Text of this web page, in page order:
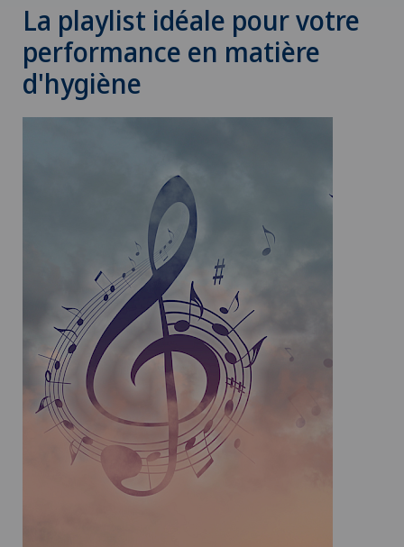
La playlist idéale pour votre
performance en matière
d'hygiène